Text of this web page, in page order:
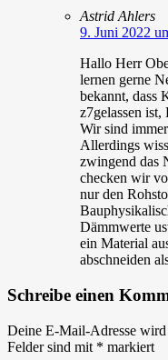
Astrid Ahlers
9. Juni 2022
Hallo Herr
lernen gerne
bekannt, dass
z7gelassen
Wir sind
Allerdings
zwingend das
checken wir
nur den
Dämmwerte
ein Material
abschneiden
Schreibe einen
Deine E-Mail-Adresse
Felder sind mit * markiert